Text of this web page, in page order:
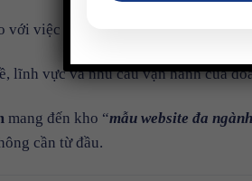
việc xây dựng website từ đầu.
lĩnh vực và nhu cầu vận hành của
mang đến kho “mẫu website đa
cần từ đầu.